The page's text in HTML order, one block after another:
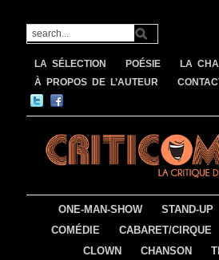
LA SÉLECTION POÉSIE LA
À PROPOS DE L’AUTEUR
ONE-MAN-SHOW STAND-UP
COMÉDIE
CABARET/CIRQUE
CLOWN
CHANSON